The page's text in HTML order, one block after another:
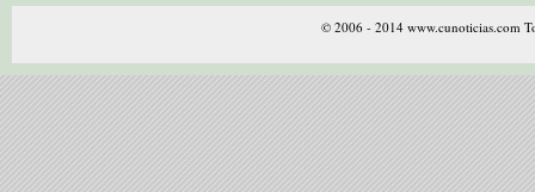
© 2006 - 2014 www.cunoticias.com